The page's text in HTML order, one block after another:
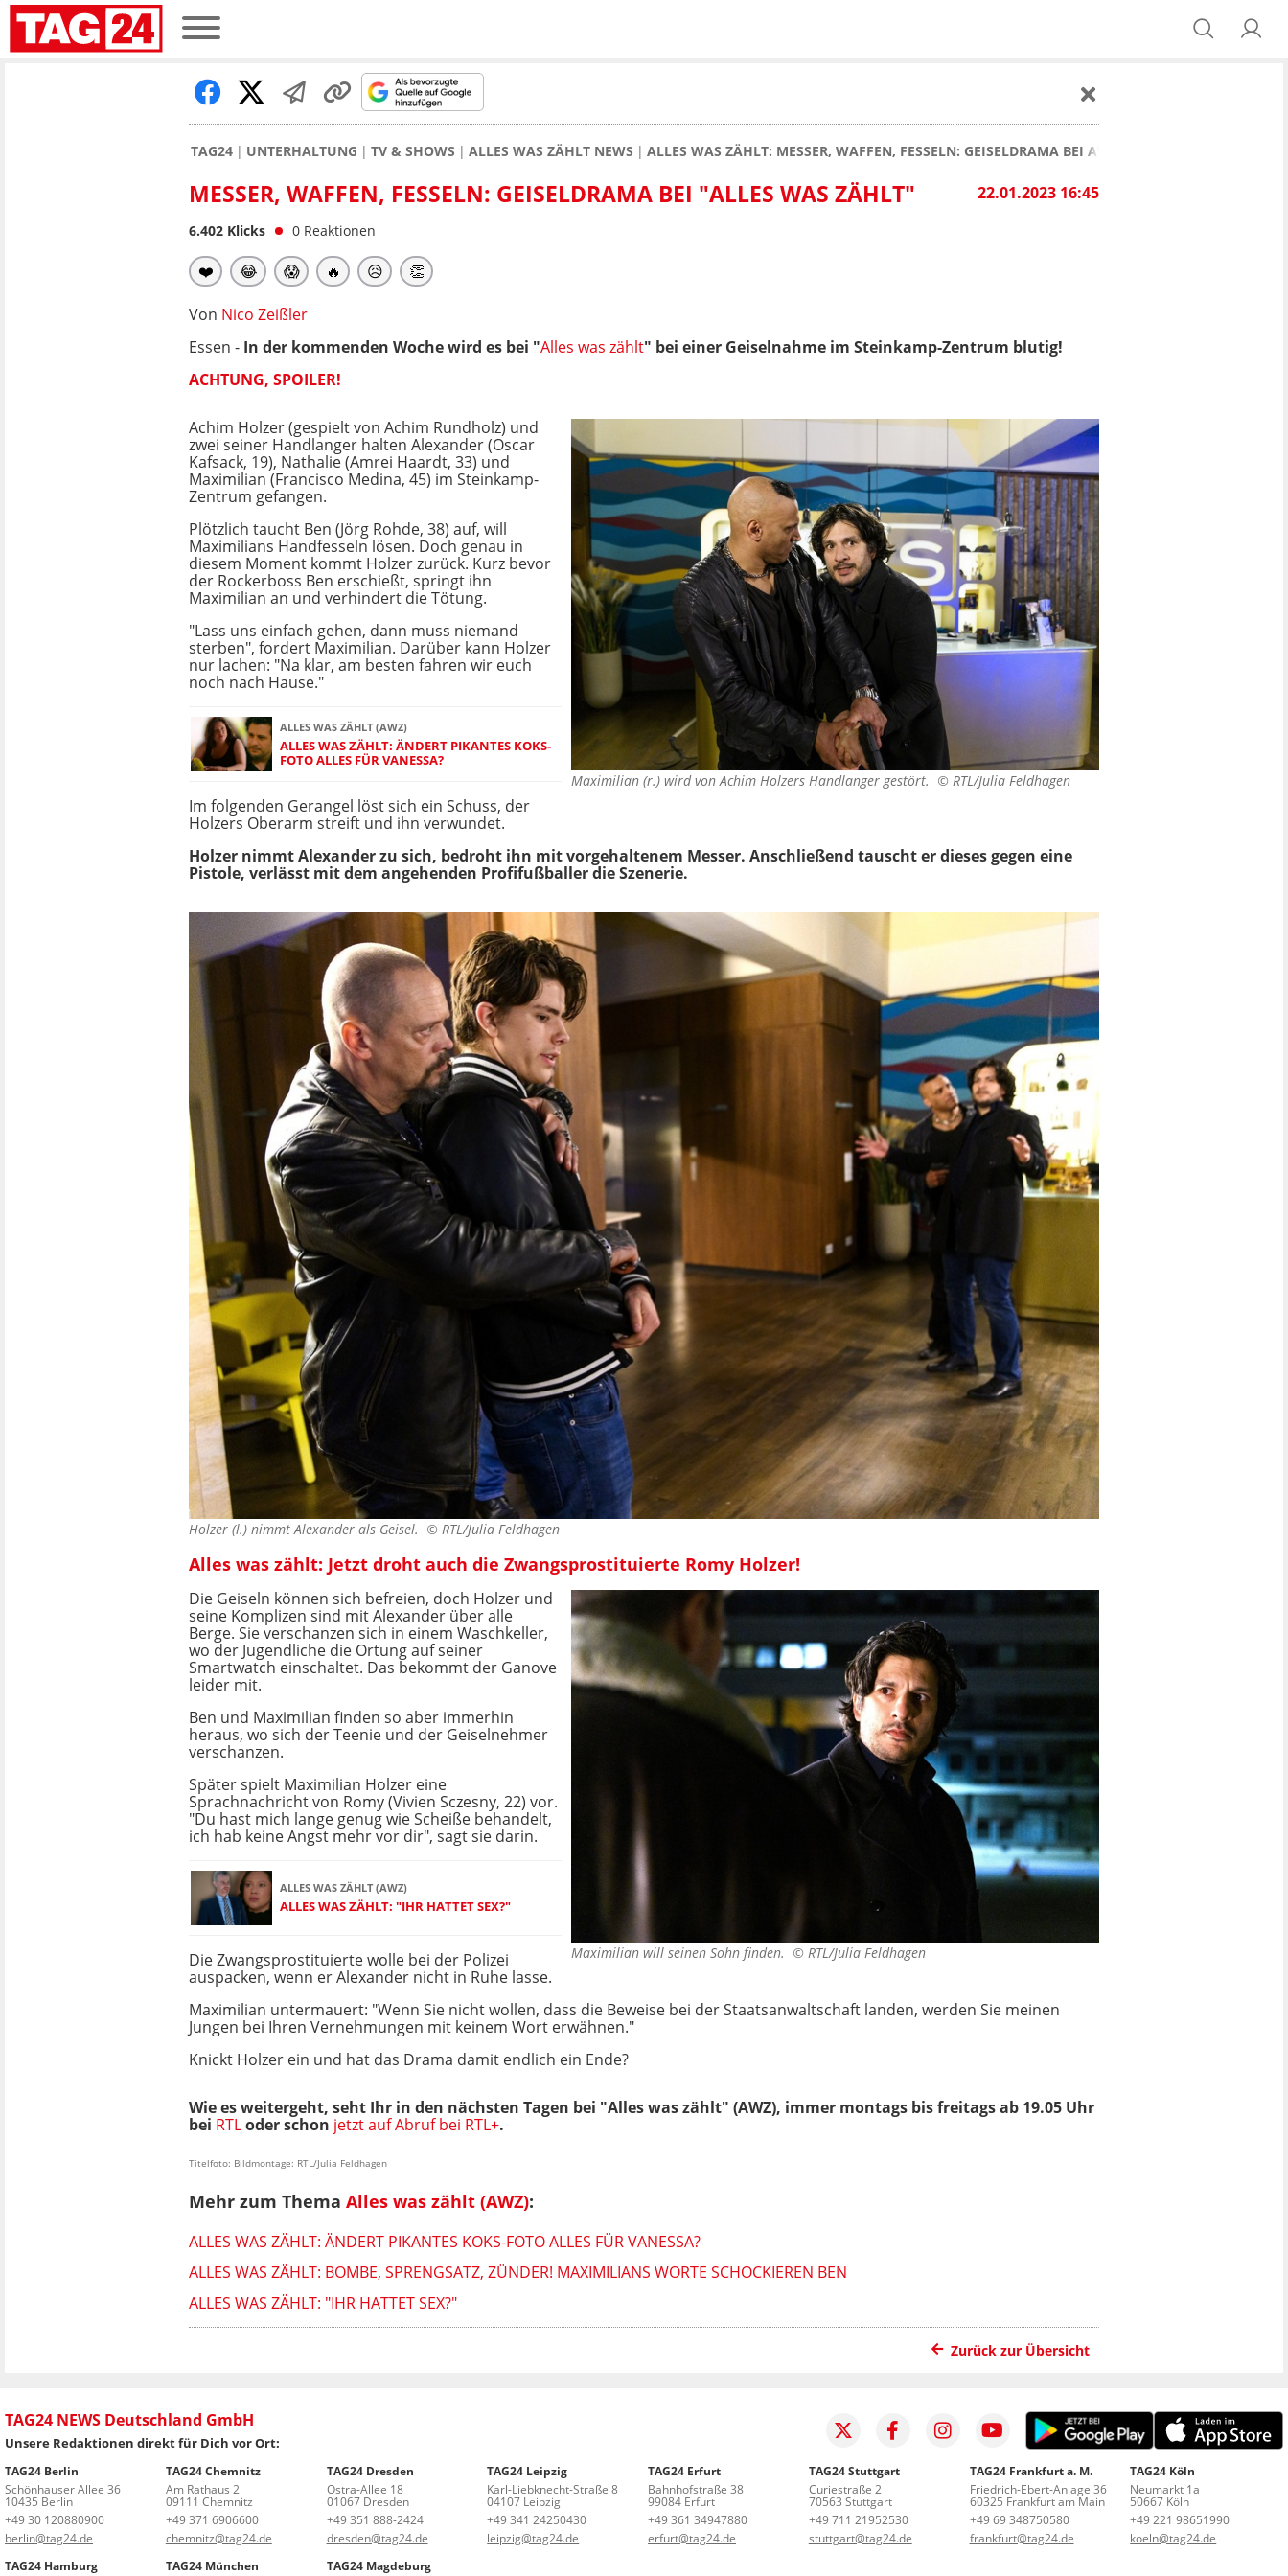
TAG24 UNTERHALTUNG TV & SHOWS ALLES WAS ZÄHLT NEWS ALLES WAS ZÄHLT: MESSER, WAFFEN, FESSELN: GEISELDRAMA BEI AWZ
22.01.2023 16:45
MESSER, WAFFEN, FESSELN: GEISELDRAMA BEI "ALLES WAS ZÄHLT"
6.402 Klicks 0 Reaktionen
❤️ 😂 😱 🔥 😥 👏
Von Nico Zeißler
Essen - In der kommenden Woche wird es bei "Alles was zählt" bei einer Geiselnahme im Steinkamp-Zentrum blutig!
ACHTUNG, SPOILER!
Maximilian (r.) wird von Achim Holzers Handlanger gestört. © RTL/Julia Feldhagen
Achim Holzer (gespielt von Achim Rundholz) und
zwei seiner Handlanger halten Alexander (Oscar
Kafsack, 19), Nathalie (Amrei Haardt, 33) und
Maximilian (Francisco Medina, 45) im Steinkamp-
Zentrum gefangen.
Plötzlich taucht Ben (Jörg Rohde, 38) auf, will
Maximilians Handfesseln lösen. Doch genau in
diesem Moment kommt Holzer zurück. Kurz bevor
der Rockerboss Ben erschießt, springt ihn
Maximilian an und verhindert die Tötung.
"Lass uns einfach gehen, dann muss niemand
sterben", fordert Maximilian. Darüber kann Holzer
nur lachen: "Na klar, am besten fahren wir euch
noch nach Hause."
ALLES WAS ZÄHLT (AWZ)
ALLES WAS ZÄHLT: ÄNDERT PIKANTES KOKS-
FOTO ALLES FÜR VANESSA?
Im folgenden Gerangel löst sich ein Schuss, der
Holzers Oberarm streift und ihn verwundet.
Holzer nimmt Alexander zu sich, bedroht ihn mit vorgehaltenem Messer. Anschließend tauscht er dieses gegen eine
Pistole, verlässt mit dem angehenden Profifußballer die Szenerie.
Holzer (l.) nimmt Alexander als Geisel. © RTL/Julia Feldhagen
Alles was zählt: Jetzt droht auch die Zwangsprostituierte Romy Holzer!
Maximilian will seinen Sohn finden. © RTL/Julia Feldhagen
Die Geiseln können sich befreien, doch Holzer und
seine Komplizen sind mit Alexander über alle
Berge. Sie verschanzen sich in einem Waschkeller,
wo der Jugendliche die Ortung auf seiner
Smartwatch einschaltet. Das bekommt der Ganove
leider mit.
Ben und Maximilian finden so aber immerhin
heraus, wo sich der Teenie und der Geiselnehmer
verschanzen.
Später spielt Maximilian Holzer eine
Sprachnachricht von Romy (Vivien Sczesny, 22) vor.
"Du hast mich lange genug wie Scheiße behandelt,
ich hab keine Angst mehr vor dir", sagt sie darin.
ALLES WAS ZÄHLT (AWZ)
ALLES WAS ZÄHLT: "IHR HATTET SEX?"
Die Zwangsprostituierte wolle bei der Polizei
auspacken, wenn er Alexander nicht in Ruhe lasse.
Maximilian untermauert: "Wenn Sie nicht wollen, dass die Beweise bei der Staatsanwaltschaft landen, werden Sie meinen
Jungen bei Ihren Vernehmungen mit keinem Wort erwähnen."
Knickt Holzer ein und hat das Drama damit endlich ein Ende?
Wie es weitergeht, seht Ihr in den nächsten Tagen bei "Alles was zählt" (AWZ), immer montags bis freitags ab 19.05 Uhr
bei RTLoder schon jetzt auf Abruf bei RTL+.
Titelfoto: Bildmontage: RTL/Julia Feldhagen
Mehr zum Thema Alles was zählt (AWZ):
ALLES WAS ZÄHLT: ÄNDERT PIKANTES KOKS-FOTO ALLES FÜR VANESSA?
ALLES WAS ZÄHLT: BOMBE, SPRENGSATZ, ZÜNDER! MAXIMILIANS WORTE SCHOCKIEREN BEN
ALLES WAS ZÄHLT: "IHR HATTET SEX?"
Zurück zur Übersicht
TAG24 NEWS Deutschland GmbH
Unsere Redaktionen direkt für Dich vor Ort:
TAG24 Berlin
Schönhauser Allee 36
10435 Berlin
+49 30 120880900
berlin@tag24.de
TAG24 Chemnitz
Am Rathaus 2
09111 Chemnitz
+49 371 6906600
chemnitz@tag24.de
TAG24 Dresden
Ostra-Allee 18
01067 Dresden
+49 351 888-2424
dresden@tag24.de
TAG24 Leipzig
Karl-Liebknecht-Straße 8
04107 Leipzig
+49 341 24250430
leipzig@tag24.de
TAG24 Erfurt
Bahnhofstraße 38
99084 Erfurt
+49 361 34947880
erfurt@tag24.de
TAG24 Stuttgart
Curiestraße 2
70563 Stuttgart
+49 711 21952530
stuttgart@tag24.de
TAG24 Frankfurt a. M.
Friedrich-Ebert-Anlage 36
60325 Frankfurt am Main
+49 69 348750580
frankfurt@tag24.de
TAG24 Köln
Neumarkt 1a
50667 Köln
+49 221 98651990
koeln@tag24.de
TAG24 Hamburg
TAG24 München
TAG24 Magdeburg